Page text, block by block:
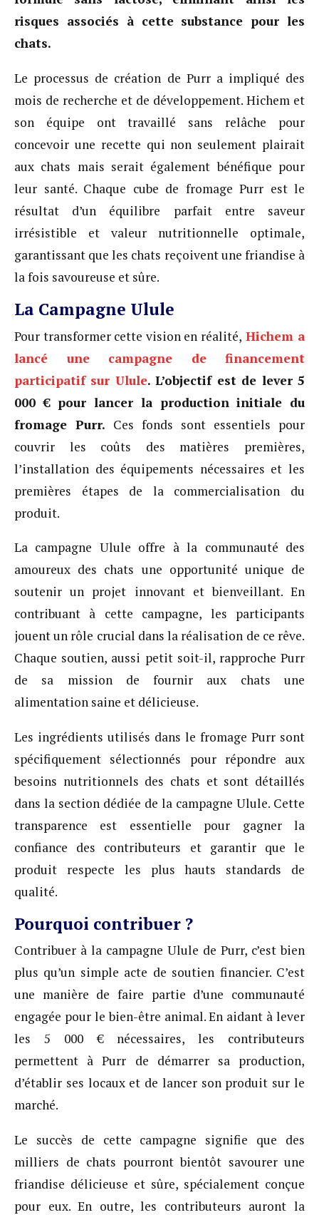
risques associés à cette substance pour les
chats.
Le processus de création de Purr a impliqué des
mois de recherche et de développement. Hichem et
son équipe ont travaillé sans relâche pour
concevoir une recette qui non seulement plairait
aux chats mais serait également bénéfique pour
leur santé. Chaque cube de fromage Purr est le
résultat d’un équilibre parfait entre saveur
irrésistible et valeur nutritionnelle optimale,
garantissant que les chats reçoivent une friandise à
la fois savoureuse et sûre.
La Campagne Ulule
Pour transformer cette vision en réalité, Hichem a
lancé une campagne de financement
participatif sur Ulule. L’objectif est de lever 5
000 € pour lancer la production initiale du
fromage Purr. Ces fonds sont essentiels pour
couvrir les coûts des matières premières,
l’installation des équipements nécessaires et les
premières étapes de la commercialisation du
produit.
La campagne Ulule offre à la communauté des
amoureux des chats une opportunité unique de
soutenir un projet innovant et bienveillant. En
contribuant à cette campagne, les participants
jouent un rôle crucial dans la réalisation de ce rêve.
Chaque soutien, aussi petit soit-il, rapproche Purr
de sa mission de fournir aux chats une
alimentation saine et délicieuse.
Les ingrédients utilisés dans le fromage Purr sont
spécifiquement sélectionnés pour répondre aux
besoins nutritionnels des chats et sont détaillés
dans la section dédiée de la campagne Ulule. Cette
transparence est essentielle pour gagner la
confiance des contributeurs et garantir que le
produit respecte les plus hauts standards de
qualité.
Pourquoi contribuer ?
Contribuer à la campagne Ulule de Purr, c’est bien
plus qu’un simple acte de soutien financier. C’est
une manière de faire partie d’une communauté
engagée pour le bien-être animal. En aidant à lever
les 5 000 € nécessaires, les contributeurs
permettent à Purr de démarrer sa production,
d’établir ses locaux et de lancer son produit sur le
marché.
Le succès de cette campagne signifie que des
milliers de chats pourront bientôt savourer une
friandise délicieuse et sûre, spécialement conçue
pour eux. En outre, les contributeurs auront la